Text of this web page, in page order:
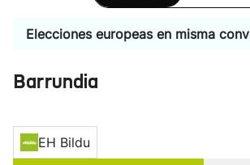
Elecciones europeas en misma
Barrundia
EH Bildu